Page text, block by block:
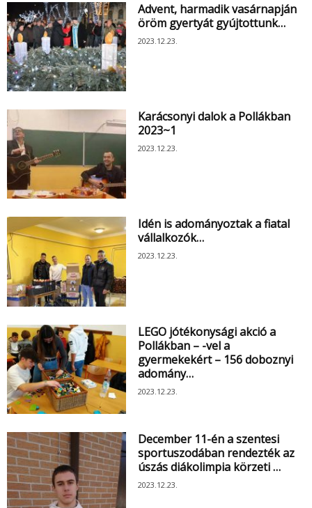
Advent, harmadik vasárnapján
öröm gyertyát gyújtottunk…
2023.12.23.
Karácsonyi dalok a Pollákban
2023~1
2023.12.23.
Idén is adományoztak a fiatal
vállalkozók…
2023.12.23.
LEGO jótékonysági akció a
Pollákban – -vel a
gyermekekért – 156 doboznyi
adomány…
2023.12.23.
December 11-én a szentesi
sportuszodában rendezték az
úszás diákolimpia körzeti …
2023.12.23.